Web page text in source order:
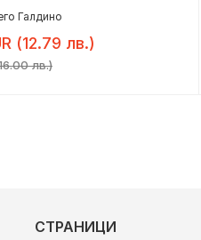
Галдино
(12.79 лв.)
лв.)
СТРАНИЦИ